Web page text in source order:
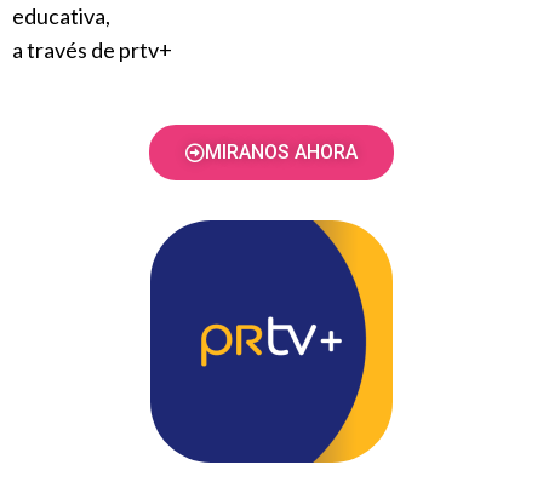
educativa,
a través de prtv+
MIRANOS AHORA